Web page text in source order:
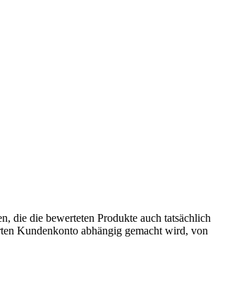
die die bewerteten Produkte auch tatsächlich
Kundenkonto abhängig gemacht wird, von